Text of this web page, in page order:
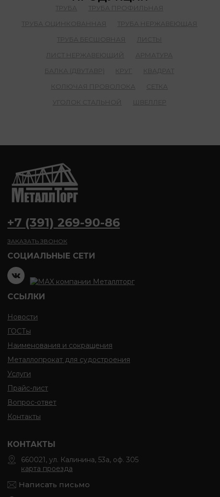
ТРУБА
ТРУБА ПРОФИЛЬНАЯ
ТРУБА ОЦИНКОВАННАЯ
ТРУБА НЕРЖАВЕЮЩАЯ
ТРУБА БЕСШОВНАЯ
ЛИСТЫ
ЛИСТ НЕРЖАВЕЮЩИЙ
АРМАТУРА
БАЛКА (ДВУТАВР)
КРУГ
КВАДРАТ
КОЛЮЧАЯ ПРОВОЛОКА
СЕТКА
УГОЛОК СТАЛЬНОЙ
ШВЕЛЛЕР
+7 (391) 269-90-86
ЗАКАЗАТЬ ЗВОНОК
CОЦИАЛЬНЫЕ СЕТИ
ССЫЛКИ
Новости
ГОСТы
Наименования и сокращения
Металлопрокат для судостроения
Услуги
Прайс-лист
Вопрос-ответ
Контакты
КОНТАКТЫ
660021, ул. Калинина, 53а, оф. 305
карта проезда
Написать письмо